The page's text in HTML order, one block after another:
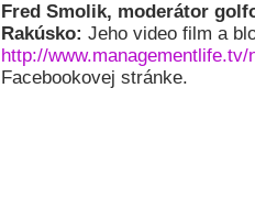
Fred Smolik, moderátor
Rakúsko: Jeho video film a
http://
Facebookovej stránke.